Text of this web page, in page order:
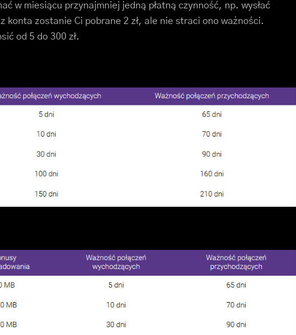
w miesiącu przynajmniej jedną płatną czynność, np. wysłać
konta zostanie Ci pobrane 2 zł, ale nie straci ono ważności.
od 5 do 300 zł.